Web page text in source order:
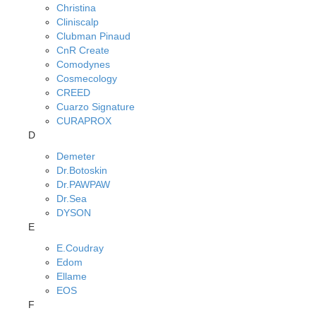
Christina
Cliniscalp
Clubman Pinaud
CnR Create
Comodynes
Cosmecology
CREED
Cuarzo Signature
CURAPROX
D
Demeter
Dr.Botoskin
Dr.PAWPAW
Dr.Sea
DYSON
E
E.Coudray
Edom
Ellame
EOS
F